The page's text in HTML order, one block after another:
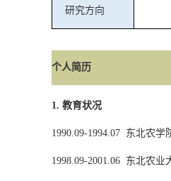
研究方向
个人简历
1. 教育状况
1990.09-1994.07 东北农学
1998.09-2001.06 东北农业